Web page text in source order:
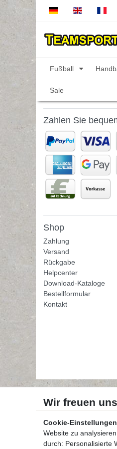
Fußball
Sale
Zahlen Sie
Shop
Zahlung
Versand
Rückgabe
Helpcenter
Download-Kataloge
Bestellformular
Kontakt
Cookie-
Website zu
durch: Personalisierte